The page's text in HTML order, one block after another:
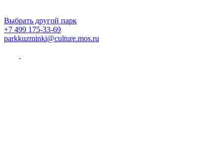
Выбрать другой парк
+7 499 175-33-69
parkkuzminki@culture.mos.ru